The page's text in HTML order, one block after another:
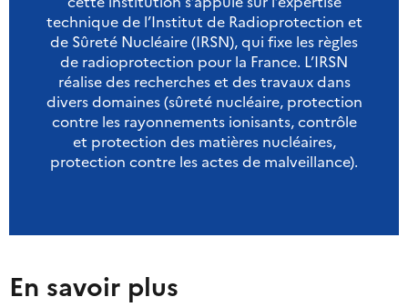
technique de l’Institut de Radioprotection et
de Sûreté Nucléaire (IRSN), qui fixe les règles
de radioprotection pour la France. L’IRSN
réalise des recherches et des travaux dans
divers domaines (sûreté nucléaire, protection
contre les rayonnements ionisants, contrôle
et protection des matières nucléaires,
protection contre les actes de malveillance).
En savoir plus